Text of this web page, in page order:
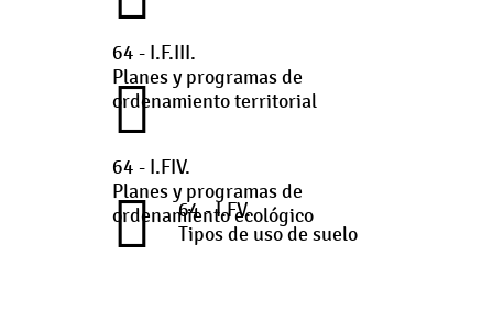
64 - I.F.III.
Planes y programas de
ordenamiento territorial
64 - I.FIV.
Planes y programas de
ordenamiento ecológico
64 - I.FV.
Tipos de uso de suelo